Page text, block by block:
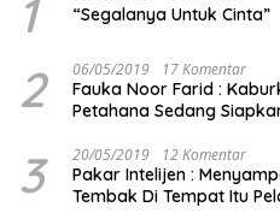
1 “Segalanya Untuk Cinta”
2 06/05/2019 17 Komentar
Fauka Noor Farid :
Petahana Sedang
3 20/05/2019 12 Komentar
Pakar Intelijen :
Tembak Di Tempat Itu